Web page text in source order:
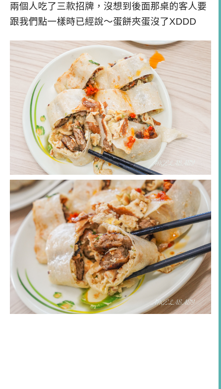
兩個人吃了三款招牌，沒想到後面那桌的客人要
跟我們點一樣時已經說～蛋餅夾蛋沒了XDDD